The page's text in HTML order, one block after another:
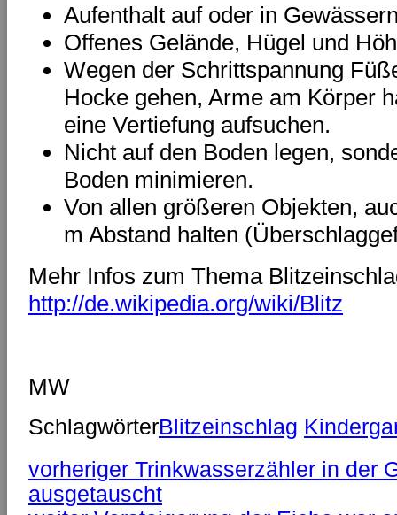
Aufenthalt auf oder in
Offenes Gelände, Hügel und
Wegen der Schrittspannung
Hocke gehen, Arme am Körper
eine Vertiefung aufsuchen.
Nicht auf den Boden legen,
Boden minimieren.
Von allen größeren Objekten,
m Abstand halten
Mehr Infos zum Thema
http://de.wikipedia.org/wiki/Blitz
MW
SchlagwörterBlitzeinschlag
vorheriger Trinkwasserzähler in der
ausgetauscht